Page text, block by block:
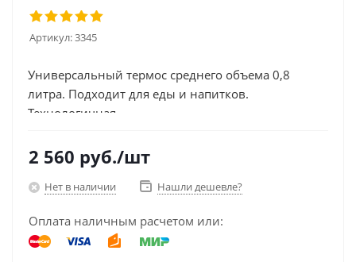
Артикул:3345
Универсальный термос среднего объема 0,8
литра. Подходит для еды и напитков.
Технологичная...
2 560 руб./шт
Нет в наличии Нашли дешевле?
Оплата наличным расчетом или: